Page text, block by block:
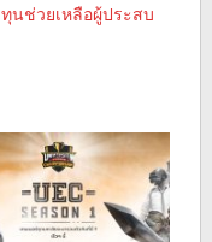
ทุนช่วยเหลือผู้ประสบ